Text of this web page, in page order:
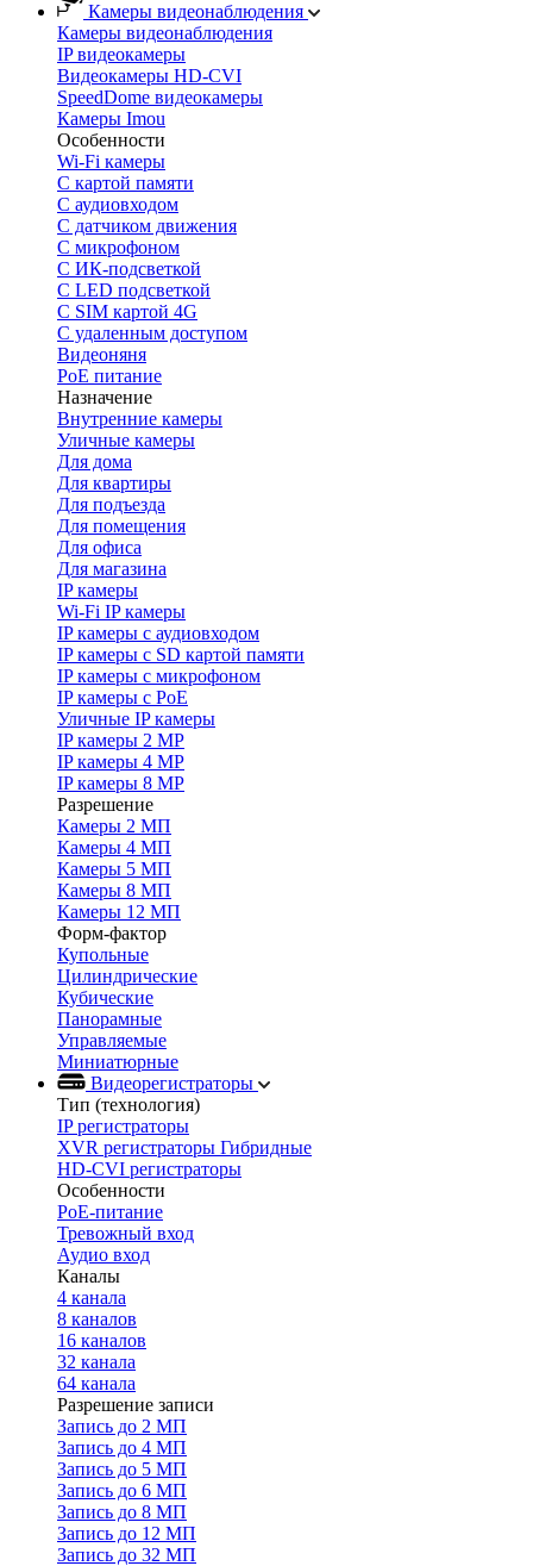
Камеры видеонаблюдения
Камеры видеонаблюдения
IP видеокамеры
Видеокамеры HD-CVI
SpeedDome видеокамеры
Камеры Imou
Особенности
Wi-Fi камеры
С картой памяти
С аудиовходом
С датчиком движения
С микрофоном
С ИК-подсветкой
С LED подсветкой
C SIM картой 4G
C удаленным доступом
Видеоняня
PoE питание
Назначение
Внутренние камеры
Уличные камеры
Для дома
Для квартиры
Для подъезда
Для помещения
Для офиса
Для магазина
IP камеры
Wi-Fi IP камеры
IP камеры с аудиовходом
IP камеры с SD картой памяти
IP камеры с микрофоном
IP камеры с PoE
Уличные IP камеры
IP камеры 2 MP
IP камеры 4 MP
IP камеры 8 MP
Разрешение
Камеры 2 МП
Камеры 4 МП
Камеры 5 МП
Камеры 8 МП
Камеры 12 МП
Форм-фактор
Купольные
Цилиндрические
Кубические
Панорамные
Управляемые
Миниатюрные
Видеорегистраторы
Тип (технология)
IP регистраторы
XVR регистраторы Гибридные
HD-CVI регистраторы
Особенности
PoE-питание
Тревожный вход
Аудио вход
Каналы
4 канала
8 каналов
16 каналов
32 канала
64 канала
Разрешение записи
Запись до 2 МП
Запись до 4 МП
Запись до 5 МП
Запись до 6 МП
Запись до 8 МП
Запись до 12 МП
Запись до 32 МП